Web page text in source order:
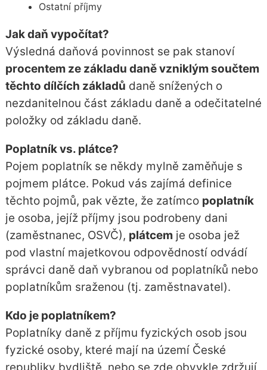
Ostatní příjmy
Jak daň vypočítat?
Výsledná daňová povinnost se pak stanoví
procentem ze základu daně vzniklým součtem
těchto dílčích základů daně snížených o
nezdanitelnou část základu daně a odečitatelné
položky od základu daně.
Poplatník vs. plátce?
Pojem poplatník se někdy mylně zaměňuje s
pojmem plátce. Pokud vás zajímá definice
těchto pojmů, pak vězte, že zatímco poplatník
je osoba, jejíž příjmy jsou podrobeny dani
(zaměstnanec, OSVČ), plátcemje osoba jež
pod vlastní majetkovou odpovědností odvádí
správci daně daň vybranou od poplatníků nebo
poplatníkům sraženou (tj. zaměstnavatel).
Kdo je poplatníkem?
Poplatníky daně z příjmu fyzických osob jsou
fyzické osoby, které mají na území České